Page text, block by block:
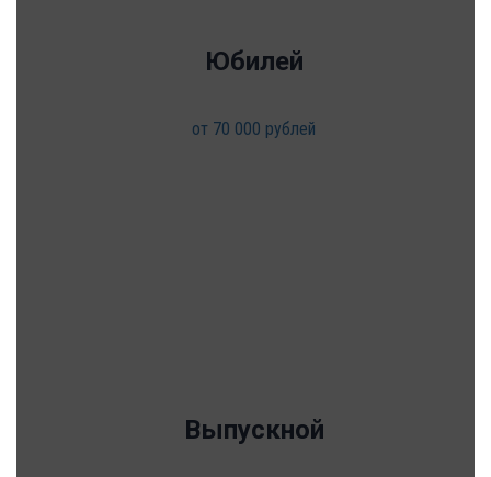
Юбилей
от 70 000 рублей
Выпускной